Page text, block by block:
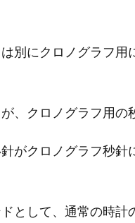
別にクロノグラフ用
、クロノグラフ用の
がクロノグラフ秒針
として、通常の時計